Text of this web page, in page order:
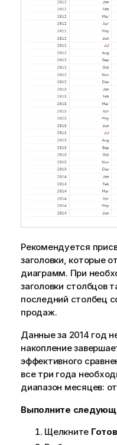
Рекомендуется
заголовки, которые
диаграмм. При
заголовки столбцов
последний столбец
продаж.
Данные за 2014 год
накопление
эффективного
все три года
диапазон месяцев: от
Выполните
Щелкните